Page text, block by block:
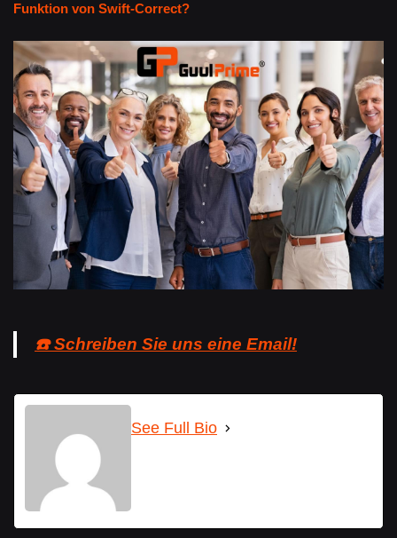
Funktion von Swift-Correct?
☎️ Schreiben Sie uns eine Email!
See Full Bio